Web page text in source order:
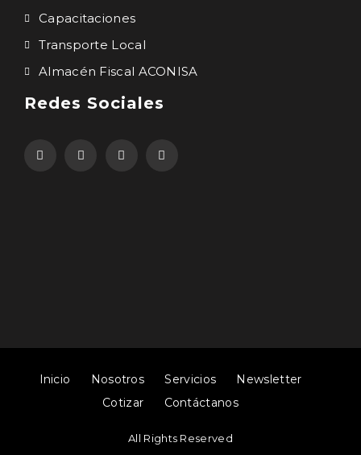
Capacitaciones
Transporte Local
Almacén Fiscal ACONISA
Redes Sociales
Inicio Nosotros Servicios
Newsletter
Cotizar
Contáctanos
All Rights Reserved